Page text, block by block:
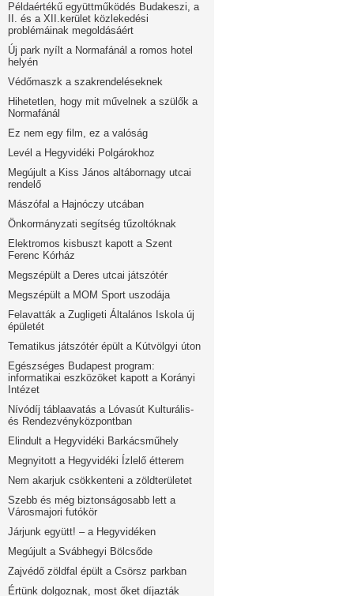
Példaértékű együttműködés Budakeszi, a
II. és a XII.kerület közlekedési
problémáinak megoldásáért
Új park nyílt a Normafánál a romos hotel
helyén
Védőmaszk a szakrendeléseknek
Hihetetlen, hogy mit művelnek a szülők a
Normafánál
Ez nem egy film, ez a valóság
Levél a Hegyvidéki Polgárokhoz
Megújult a Kiss János altábornagy utcai
rendelő
Mászófal a Hajnóczy utcában
Önkormányzati segítség tűzoltóknak
Elektromos kisbuszt kapott a Szent
Ferenc Kórház
Megszépült a Deres utcai játszótér
Megszépült a MOM Sport uszodája
Felavatták a Zugligeti Általános Iskola új
épületét
Tematikus játszótér épült a Kútvölgyi úton
Egészséges Budapest program:
informatikai eszközöket kapott a Korányi
Intézet
Nívódíj táblaavatás a Lóvasút Kulturális-
és Rendezvényközpontban
Elindult a Hegyvidéki Barkácsműhely
Megnyitott a Hegyvidéki Ízlelő étterem
Nem akarjuk csökkenteni a zöldterületet
Szebb és még biztonságosabb lett a
Városmajori futókör
Járjunk együtt! – a Hegyvidéken
Megújult a Svábhegyi Bölcsőde
Zajvédő zöldfal épült a Csörsz parkban
Értünk dolgoznak, most őket díjazták